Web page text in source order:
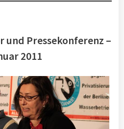
und Pressekonferenz –
2011